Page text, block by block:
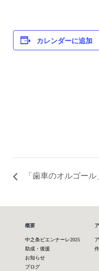
カレンダーに追加
「歯車のオルゴー
概要
中之条ビエンナーレ2025
助成・後援
お知らせ
ブログ